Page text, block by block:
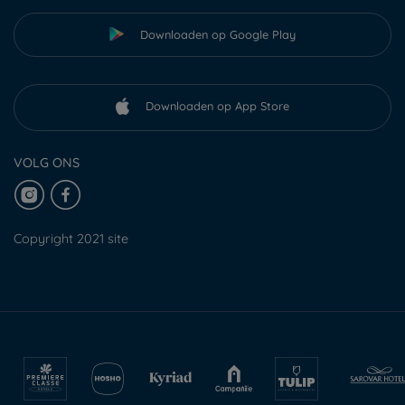
Downloaden op Google Play
Downloaden op App Store
VOLG ONS
Copyright 2021 site